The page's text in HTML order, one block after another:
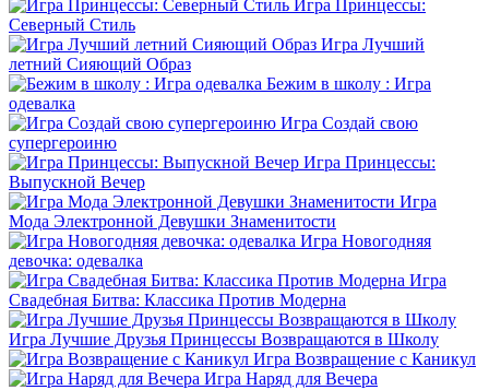
Игра Принцессы:
Северный Стиль
Игра Лучший
летний Сияющий Образ
Бежим в школу : Игра
одевалка
Игра Создай свою
супергероиню
Игра Принцессы:
Выпускной Вечер
Игра
Мода Электронной Девушки Знаменитости
Игра Новогодняя
девочка: одевалка
Игра
Свадебная Битва: Классика Против Модерна
Игра Лучшие Друзья Принцессы Возвращаются в Школу
Игра Возвращение с Каникул
Игра Наряд для Вечера